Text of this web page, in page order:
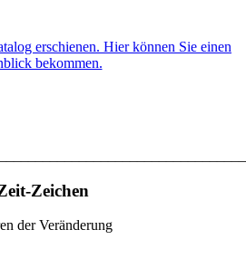
erschienen. Hier können Sie einen
bekommen.
Zeichen
der Veränderung